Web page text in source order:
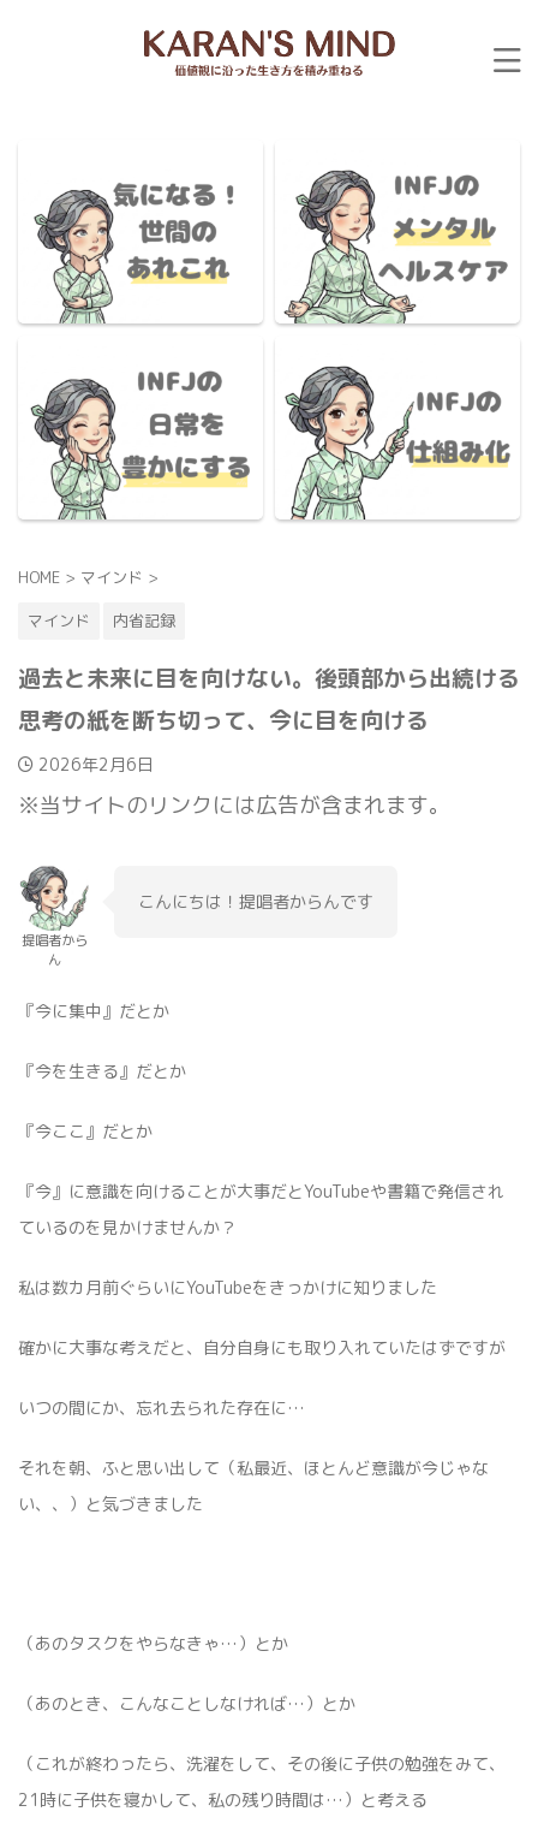
HOME > マインド >
マインド
内省記録
過去と未来に目を向けない。後頭部から出続ける
思考の紙を断ち切って、今に目を向ける
2026年2月6日
※当サイトのリンクには広告が含まれます。
提唱者から
ん
こんにちは！提唱者からんです
『今に集中』だとか
『今を生きる』だとか
『今ここ』だとか
『今』に意識を向けることが大事だとYouTubeや書籍で発信され
ているのを見かけませんか？
私は数カ月前ぐらいにYouTubeをきっかけに知りました
確かに大事な考えだと、自分自身にも取り入れていたはずですが
いつの間にか、忘れ去られた存在に…
それを朝、ふと思い出して（私最近、ほとんど意識が今じゃな
い、、）と気づきました
（あのタスクをやらなきゃ…）とか
（あのとき、こんなことしなければ…）とか
（これが終わったら、洗濯をして、その後に子供の勉強をみて、
21時に子供を寝かして、私の残り時間は…）と考える